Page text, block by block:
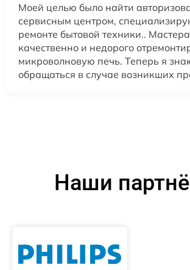
Моей целью было найти
сервисным центром,
ремонте бытовой техники..
качественно и недорого
микроволновую печь. Теперь я
обращаться в случае возникших
Наши